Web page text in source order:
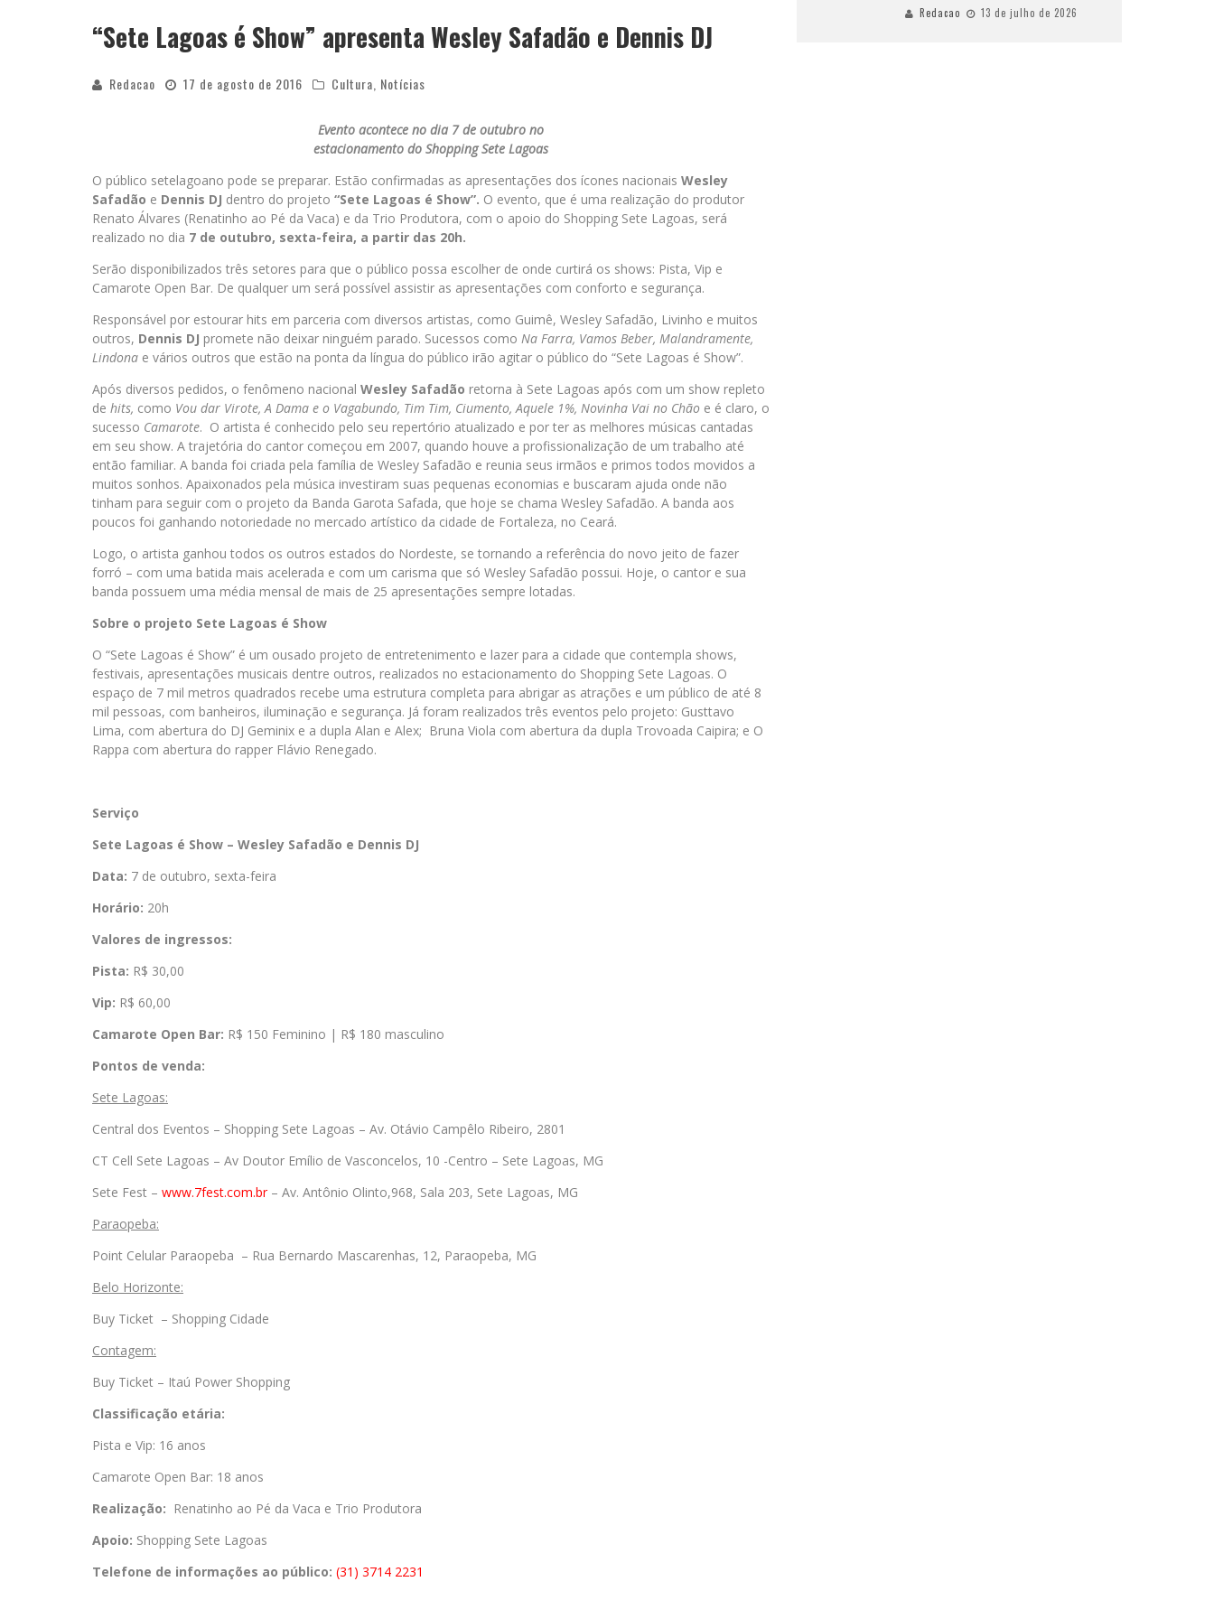
“Sete Lagoas é Show” apresenta Wesley Safadão e Dennis DJ
Redacao 17 de agosto de 2016 Cultura Notícias
Evento acontece no dia 7 de outubro no
estacionamento do Shopping Sete Lagoas
O público setelagoano pode se preparar. Estão confirmadas as apresentações dos ícones nacionais Wesley
Safadão e Dennis DJ dentro do projeto “Sete Lagoas é Show”. O evento, que é uma realização do produtor
Renato Álvares (Renatinho ao Pé da Vaca) e da Trio Produtora, com o apoio do Shopping Sete Lagoas, será
realizado no dia 7 de outubro, sexta-feira, a partir das 20h.
Serão disponibilizados três setores para que o público possa escolher de onde curtirá os shows: Pista, Vip e
Camarote Open Bar. De qualquer um será possível assistir as apresentações com conforto e segurança.
Responsável por estourar hits em parceria com diversos artistas, como Guimê, Wesley Safadão, Livinho e muitos
outros, Dennis DJ promete não deixar ninguém parado. Sucessos como Na Farra, Vamos Beber, Malandramente,
Lindona e vários outros que estão na ponta da língua do público irão agitar o público do “Sete Lagoas é Show”.
Após diversos pedidos, o fenômeno nacional Wesley Safadão retorna à Sete Lagoas após com um show repleto
de hits, como Vou dar Virote, A Dama e o Vagabundo, Tim Tim, Ciumento, Aquele 1%, Novinha Vai no Chão e é claro, o
sucesso Camarote. O artista é conhecido pelo seu repertório atualizado e por ter as melhores músicas cantadas
em seu show. A trajetória do cantor começou em 2007, quando houve a profissionalização de um trabalho até
então familiar. A banda foi criada pela família de Wesley Safadão e reunia seus irmãos e primos todos movidos a
muitos sonhos. Apaixonados pela música investiram suas pequenas economias e buscaram ajuda onde não
tinham para seguir com o projeto da Banda Garota Safada, que hoje se chama Wesley Safadão. A banda aos
poucos foi ganhando notoriedade no mercado artístico da cidade de Fortaleza, no Ceará.
Logo, o artista ganhou todos os outros estados do Nordeste, se tornando a referência do novo jeito de fazer
forró – com uma batida mais acelerada e com um carisma que só Wesley Safadão possui. Hoje, o cantor e sua
banda possuem uma média mensal de mais de 25 apresentações sempre lotadas.
Sobre o projeto Sete Lagoas é Show
O “Sete Lagoas é Show” é um ousado projeto de entretenimento e lazer para a cidade que contempla shows,
festivais, apresentações musicais dentre outros, realizados no estacionamento do Shopping Sete Lagoas. O
espaço de 7 mil metros quadrados recebe uma estrutura completa para abrigar as atrações e um público de até 8
mil pessoas, com banheiros, iluminação e segurança. Já foram realizados três eventos pelo projeto: Gusttavo
Lima, com abertura do DJ Geminix e a dupla Alan e Alex; Bruna Viola com abertura da dupla Trovoada Caipira; e O
Rappa com abertura do rapper Flávio Renegado.
Serviço
Sete Lagoas é Show – Wesley Safadão e Dennis DJ
Data: 7 de outubro, sexta-feira
Horário: 20h
Valores de ingressos:
Pista: R$ 30,00
Vip: R$ 60,00
Camarote Open Bar: R$ 150 Feminino | R$ 180 masculino
Pontos de venda:
Sete Lagoas:
Central dos Eventos – Shopping Sete Lagoas – Av. Otávio Campêlo Ribeiro, 2801
CT Cell Sete Lagoas – Av Doutor Emílio de Vasconcelos, 10 -Centro – Sete Lagoas, MG
Sete Fest – www.7fest.com.br– Av. Antônio Olinto,968, Sala 203, Sete Lagoas, MG
Paraopeba:
Point Celular Paraopeba – Rua Bernardo Mascarenhas, 12, Paraopeba, MG
Belo Horizonte:
Buy Ticket – Shopping Cidade
Contagem:
Buy Ticket – Itaú Power Shopping
Classificação etária:
Pista e Vip: 16 anos
Camarote Open Bar: 18 anos
Realização: Renatinho ao Pé da Vaca e Trio Produtora
Apoio: Shopping Sete Lagoas
Telefone de informações ao público: (31) 3714 2231
Redacao 13 de julho de 2026